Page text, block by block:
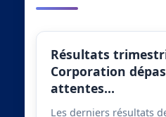
Résultats
Corporation
attentes…
Les derniers résultats